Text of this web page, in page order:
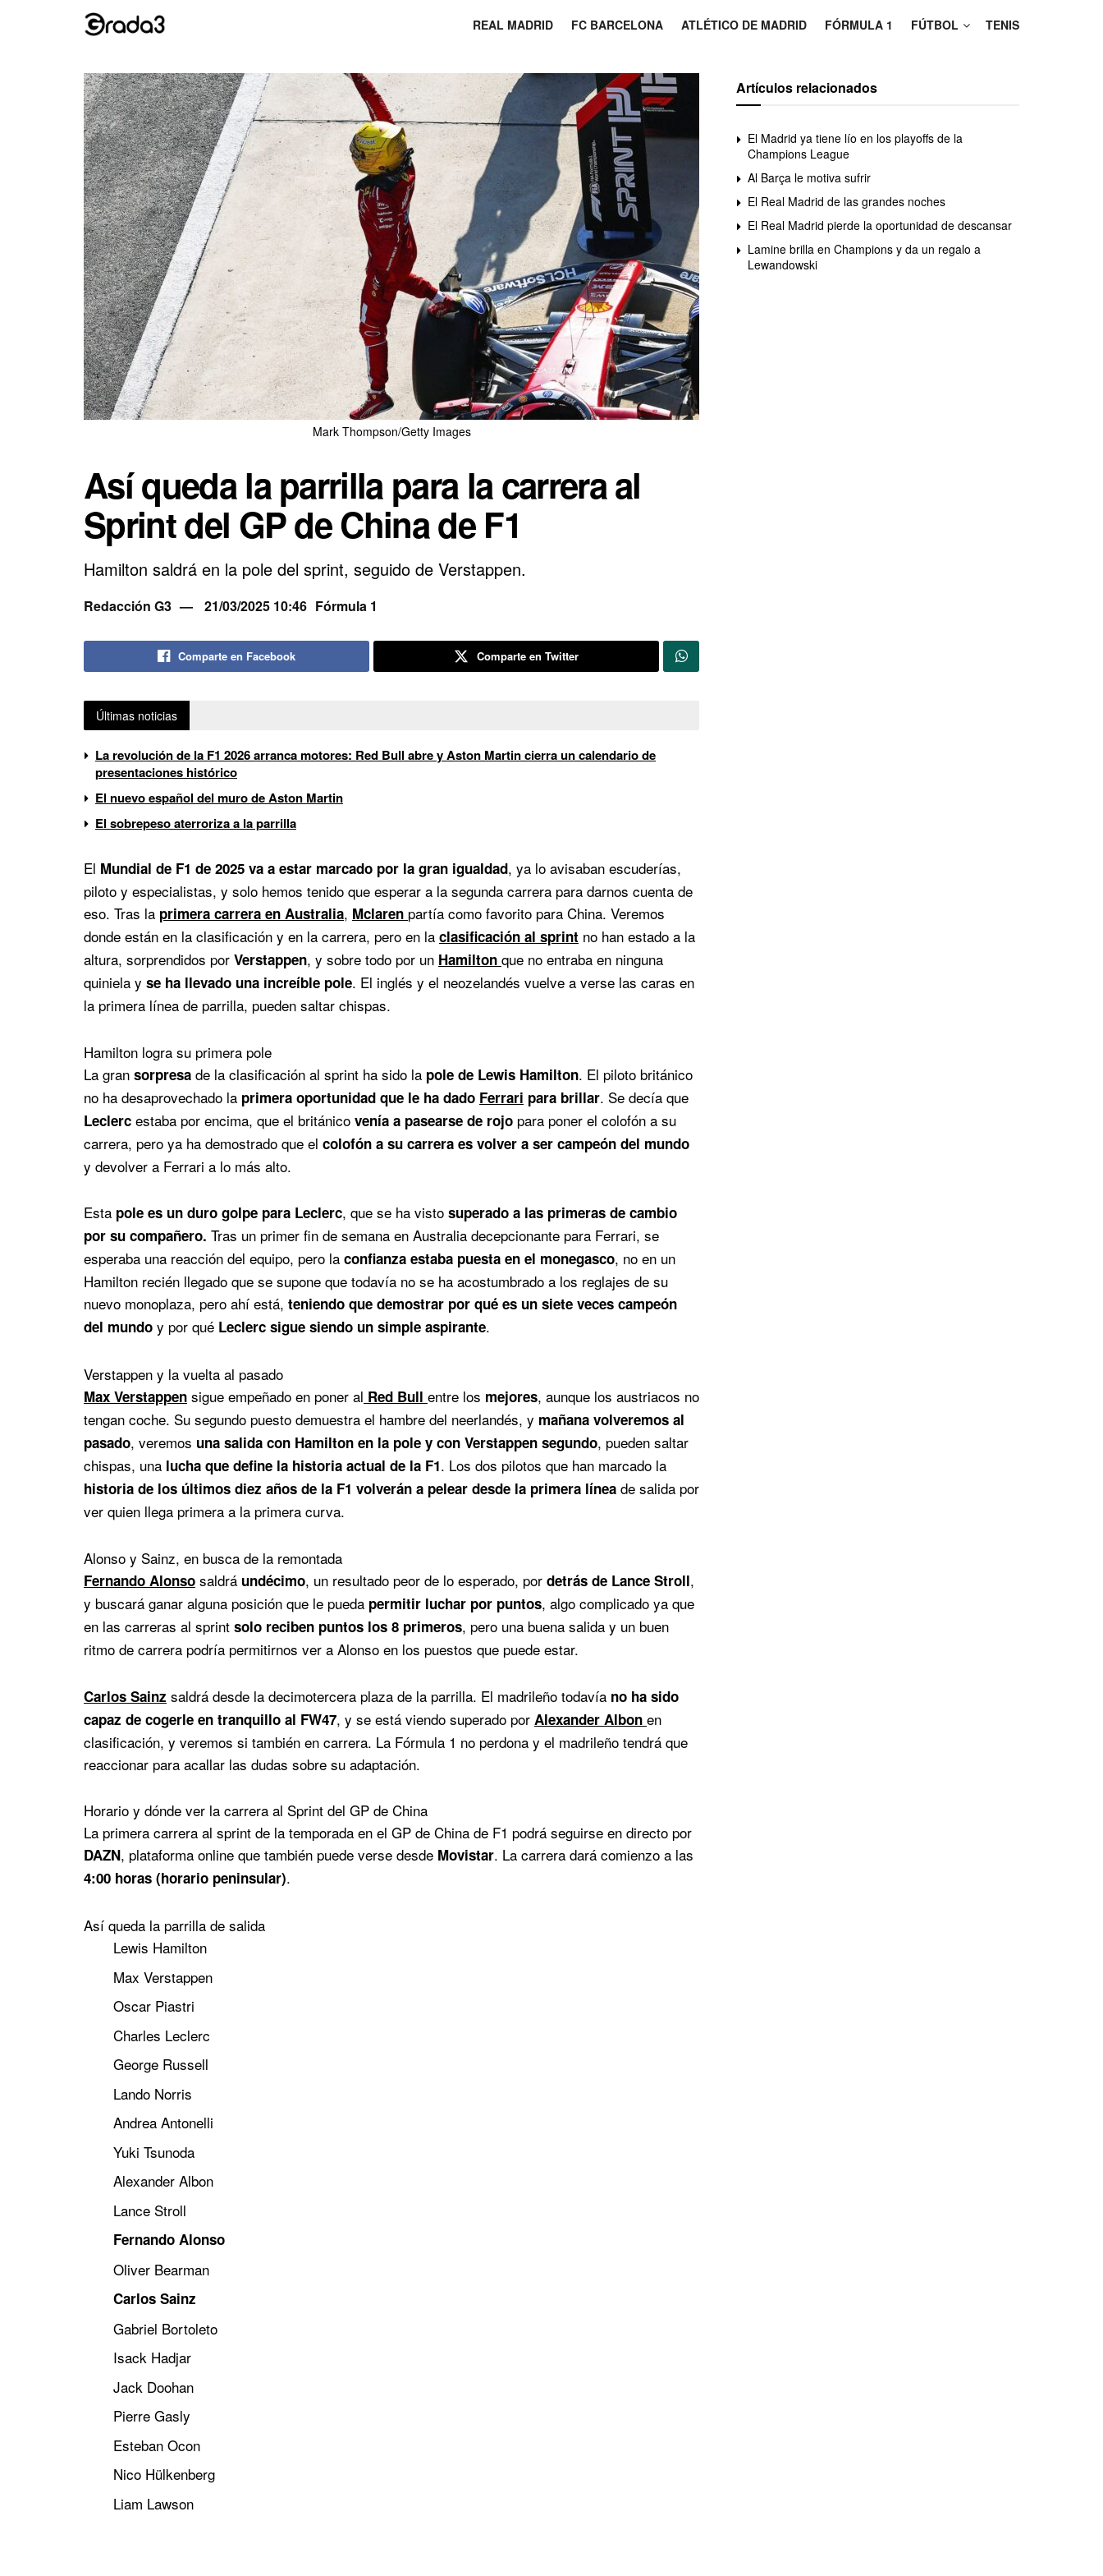
REAL MADRID FC BARCELONA ATLÉTICO DE MADRID FÓRMULA 1 FÚTBOL TENIS
Mark Thompson/Getty Images
Así queda la parrilla para la carrera al
Sprint del GP de China de F1
Hamilton saldrá en la pole del sprint, seguido de Verstappen.
Redacción G3 21/03/2025 10:46 Fórmula 1
Comparte en Facebook Comparte en Twitter
Últimas noticias
La revolución de la F1 2026 arranca motores: Red Bull abre y Aston Martin cierra un calendario de
presentaciones histórico
El nuevo español del muro de Aston Martin
El sobrepeso aterroriza a la parrilla
El Mundial de F1 de 2025 va a estar marcado por la gran igualdad, ya lo avisaban escuderías,
piloto y especialistas, y solo hemos tenido que esperar a la segunda carrera para darnos cuenta de
eso. Tras la primera carrera en Australia, Mclaren partía como favorito para China. Veremos
donde están en la clasificación y en la carrera, pero en la clasificación al sprint no han estado a la
altura, sorprendidos por Verstappen, y sobre todo por un Hamilton que no entraba en ninguna
quiniela y se ha llevado una increíble pole. El inglés y el neozelandés vuelve a verse las caras en
la primera línea de parrilla, pueden saltar chispas.
Hamilton logra su primera pole
La gran sorpresa de la clasificación al sprint ha sido la pole de Lewis Hamilton. El piloto británico
no ha desaprovechado la primera oportunidad que le ha dado Ferrari para brillar. Se decía que
Leclerc estaba por encima, que el británico venía a pasearse de rojo para poner el colofón a su
carrera, pero ya ha demostrado que el colofón a su carrera es volver a ser campeón del mundo
y devolver a Ferrari a lo más alto.
Esta pole es un duro golpe para Leclerc, que se ha visto superado a las primeras de cambio
por su compañero. Tras un primer fin de semana en Australia decepcionante para Ferrari, se
esperaba una reacción del equipo, pero la confianza estaba puesta en el monegasco, no en un
Hamilton recién llegado que se supone que todavía no se ha acostumbrado a los reglajes de su
nuevo monoplaza, pero ahí está, teniendo que demostrar por qué es un siete veces campeón
del mundo y por qué Leclerc sigue siendo un simple aspirante.
Verstappen y la vuelta al pasado
Max Verstappen sigue empeñado en poner al Red Bull entre los mejores, aunque los austriacos no
tengan coche. Su segundo puesto demuestra el hambre del neerlandés, y mañana volveremos al
pasado, veremos una salida con Hamilton en la pole y con Verstappen segundo, pueden saltar
chispas, una lucha que define la historia actual de la F1. Los dos pilotos que han marcado la
historia de los últimos diez años de la F1 volverán a pelear desde la primera línea de salida por
ver quien llega primera a la primera curva.
Alonso y Sainz, en busca de la remontada
Fernando Alonso saldrá undécimo, un resultado peor de lo esperado, por detrás de Lance Stroll,
y buscará ganar alguna posición que le pueda permitir luchar por puntos, algo complicado ya que
en las carreras al sprint solo reciben puntos los 8 primeros, pero una buena salida y un buen
ritmo de carrera podría permitirnos ver a Alonso en los puestos que puede estar.
Carlos Sainz saldrá desde la decimotercera plaza de la parrilla. El madrileño todavía no ha sido
capaz de cogerle en tranquillo al FW47, y se está viendo superado por Alexander Albon en
clasificación, y veremos si también en carrera. La Fórmula 1 no perdona y el madrileño tendrá que
reaccionar para acallar las dudas sobre su adaptación.
Horario y dónde ver la carrera al Sprint del GP de China
La primera carrera al sprint de la temporada en el GP de China de F1 podrá seguirse en directo por
DAZN, plataforma online que también puede verse desde Movistar. La carrera dará comienzo a las
4:00 horas (horario peninsular).
Así queda la parrilla de salida
Lewis Hamilton
Max Verstappen
Oscar Piastri
Charles Leclerc
George Russell
Lando Norris
Andrea Antonelli
Yuki Tsunoda
Alexander Albon
Lance Stroll
Fernando Alonso
Oliver Bearman
Carlos Sainz
Gabriel Bortoleto
Isack Hadjar
Jack Doohan
Pierre Gasly
Esteban Ocon
Nico Hülkenberg
Liam Lawson
Artículos relacionados
El Madrid ya tiene lío en los playoffs de la
Champions League
Al Barça le motiva sufrir
El Real Madrid de las grandes noches
El Real Madrid pierde la oportunidad de descansar
Lamine brilla en Champions y da un regalo a
Lewandowski